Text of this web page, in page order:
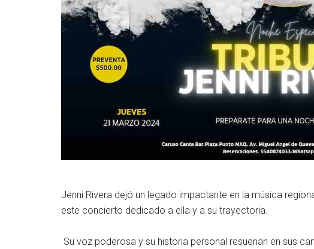
Jenni Rivera dejó un legado impactante en la música
este concierto dedicado a ella y a su trayectoria.
Su voz poderosa y su historia personal resuenan en sus